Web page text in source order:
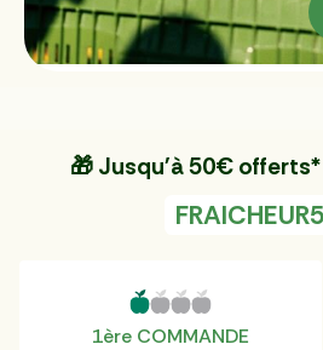
🎁 Jusqu'à 50€
1ère COMMANDE